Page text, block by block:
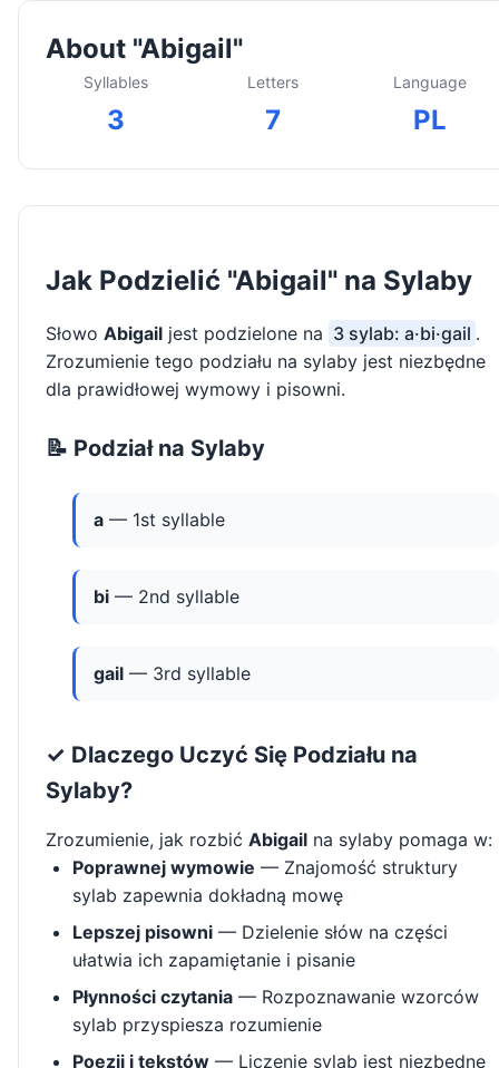
About "Abigail"
Syllables
3
Letters
7
Language
PL
Jak Podzielić "Abigail" na Sylaby
Słowo Abigail jest podzielone na 3 sylab: a·bi·gail .
Zrozumienie tego podziału na sylaby jest niezbędne
dla prawidłowej wymowy i pisowni.
📝 Podział na Sylaby
a — 1st syllable
bi — 2nd syllable
gail — 3rd syllable
✓ Dlaczego Uczyć Się Podziału na
Sylaby?
Zrozumienie, jak rozbić Abigail na sylaby pomaga w:
Poprawnej wymowie — Znajomość struktury
sylab zapewnia dokładną mowę
Lepszej pisowni — Dzielenie słów na części
ułatwia ich zapamiętanie i pisanie
Płynności czytania — Rozpoznawanie wzorców
sylab przyspiesza rozumienie
Poezji i tekstów — Liczenie sylab jest niezbędne